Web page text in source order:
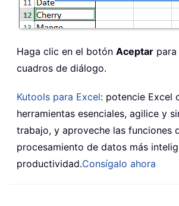
Haga clic en el botón Aceptar
cuadros de diálogo.
Kutools para Excel: potencie Excel
herramientas esenciales, agilice y
trabajo, y aproveche las funciones
procesamiento de datos más
productividad.Consígalo ahora